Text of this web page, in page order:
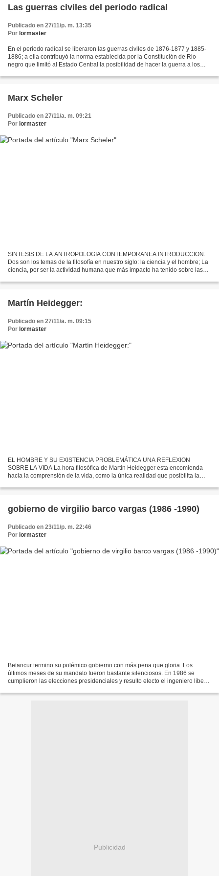
Las guerras civiles del periodo radical
Publicado en 27/11/p. m. 13:35
Por lormaster
En el periodo radical se liberaron las guerras civiles de 1876-1877 y 1885-
1886; a ella contribuyó la norma establecida por la Constitución de Rio
negro que limitó al Estado Central la posibilidad de hacer la guerra a los
Marx Scheler
Publicado en 27/11/a. m. 09:21
Por lormaster
SINTESIS DE LA ANTROPOLOGIA CONTEMPORANEA INTRODUCCION:
Dos son los temas de la filosofía en nuestro siglo: la ciencia y el hombre; La
ciencia, por ser la actividad humana que más impacto ha tenido sobre las
Martín Heidegger:
Publicado en 27/11/a. m. 09:15
Por lormaster
EL HOMBRE Y SU EXISTENCIA PROBLEMÁTICA UNA REFLEXION
SOBRE LA VIDA La hora filosófica de Martin Heidegger esta encomienda
hacia la comprensión de la vida, como la única realidad que posibilita la
gobierno de virgilio barco vargas (1986 -1990)
Publicado en 23/11/p. m. 22:46
Por lormaster
Betancur termino su polémico gobierno con más pena que gloria. Los
últimos meses de su mandato fueron bastante silenciosos. En 1986 se
cumplieron las elecciones presidenciales y resulto electo el ingeniero liberal
Publicidad